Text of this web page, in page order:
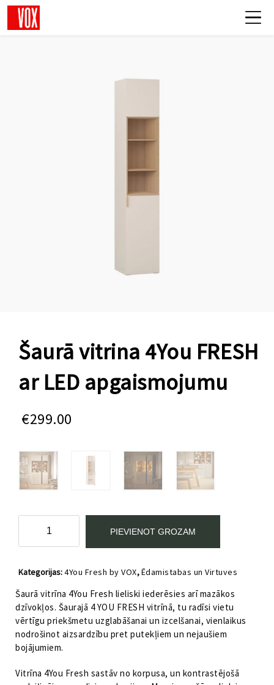
Šaurā vitrina 4You FRESH
ar LED apgaismojumu
€299.00
4You
ar
LED
apgaismojumu
daudzums
PIEVIENOT GROZAM
Kategorijas:4You Fresh by VOX,Ēdamistabas un Virtuves
Šaurā vitrīna 4You Fresh lieliski iederēsies arī mazākos
dzīvokļos. Šaurajā 4 YOU FRESH vitrīnā, tu radīsi vietu
vērtīgu priekšmetu uzglabāšanai un izcelšanai, vienlaikus
nodrošinot aizsardzību pret putekļiem un nejaušiem
bojājumiem.
Vitrīna 4You Fresh sastāv no korpusa, un kontrastējošā